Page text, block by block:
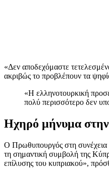
«Δεν αποδεχόμαστε
ακριβώς το προβλέπουν τα
«Η ελληνοτουρκική
πολύ περισσότερο δεν
Ηχηρό μήνυμα
Ο Πρωθυπουργός στη συνέχεια
τη σημαντική συμβολή της
επίλυσης του κυπριακού»,